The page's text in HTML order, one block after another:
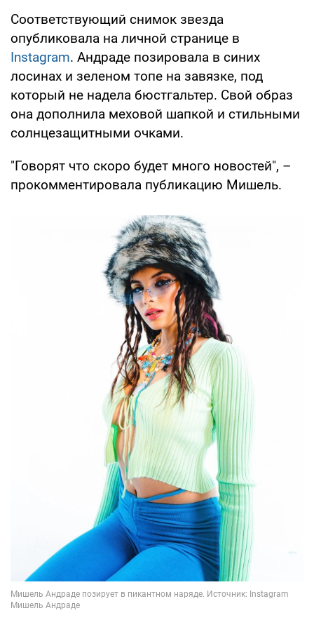
Соответствующий снимок звезда
опубликовала на личной странице в
Instagram. Андраде позировала в синих
лосинах и зеленом топе на завязке, под
который не надела бюстгальтер. Свой образ
она дополнила меховой шапкой и стильными
солнцезащитными очками.
"Говорят что скоро будет много новостей", –
прокомментировала публикацию Мишель.